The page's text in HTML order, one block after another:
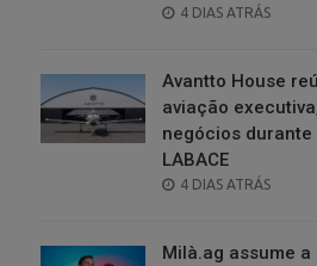
POSTED
4 DIAS ATRÁS
Avantto House
aviação
negócios durante
LABACE
POSTED
4 DIAS ATRÁS
Milà.ag assume